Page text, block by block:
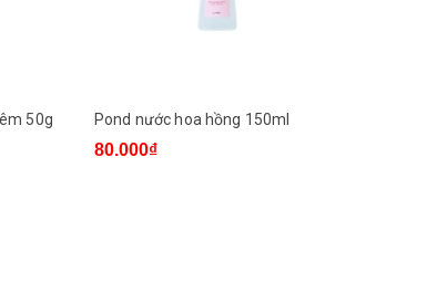
50g Pond nước hoa hồng 150ml
80.000₫